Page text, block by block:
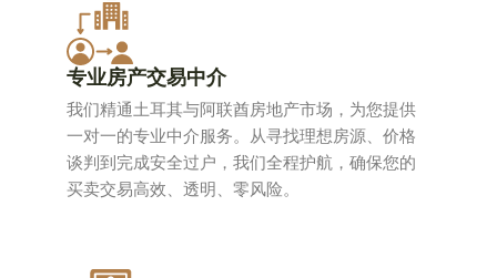
专业房产交易中介
我们精通土耳其与阿联酋房地产市场，为您提供
一对一的专业中介服务。从寻找理想房源、价格
谈判到完成安全过户，我们全程护航，确保您的
买卖交易高效、透明、零风险。